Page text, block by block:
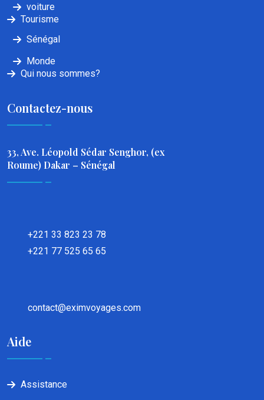
voiture
Tourisme
Sénégal
Monde
Qui nous sommes?
Contactez-nous
33, Ave. Léopold Sédar Senghor, (ex
Roume) Dakar – Sénégal
+221 33 823 23 78
+221 77 525 65 65
contact@eximvoyages.com
Aide
Assistance